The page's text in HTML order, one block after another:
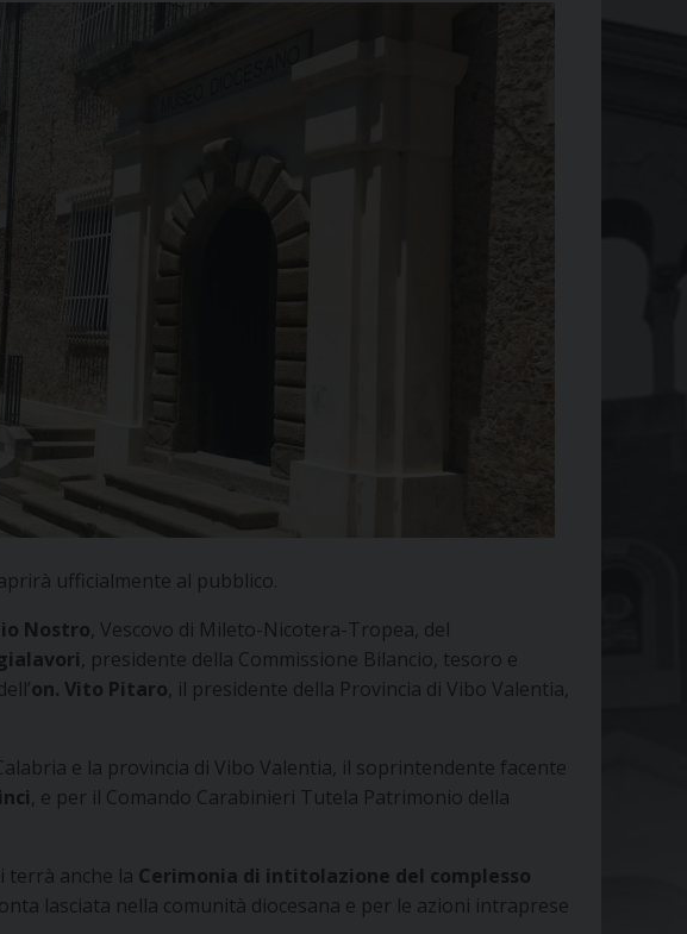
ufficialmente al pubblico.
Nostro, Vescovo di Mileto-Nicotera-Tropea, del
, presidente della Commissione Bilancio, tesoro e
on. Vito Pitaro, il presidente della Provincia di Vibo Valentia,
e la provincia di Vibo Valentia, il soprintendente facente
, e per il Comando Carabinieri Tutela Patrimonio della
terrà anche la Cerimonia di intitolazione del complesso
lasciata nella comunità diocesana e per le azioni intraprese